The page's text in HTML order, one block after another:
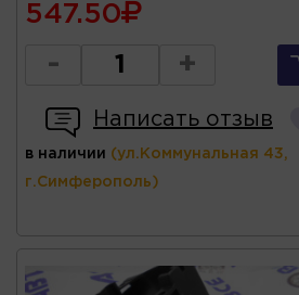
547.50
- +
Написать отзыв
в наличии (ул.Коммунальная 43,
г.Симферополь)